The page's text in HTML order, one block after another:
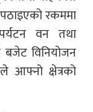
रकममा
वन तथा
बजेट विनियोजन
आफ्नो क्षेत्रको